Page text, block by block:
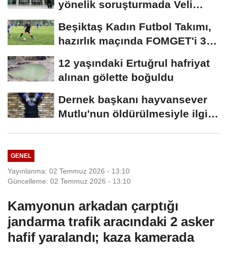
yönelik soruşturmada Veli
Beşiktaş Kadın Futbol Takımı,
hazırlık maçında FOMGET'i 3-
12 yaşındaki Ertuğrul hafriyat
alınan gölette boğuldu
Dernek başkanı hayvansever
Mutlu'nun öldürülmesiyle ilgili
GENEL
Yayınlanma: 02 Temmuz 2026 - 13:10
Güncelleme: 02 Temmuz 2026 - 13:10
Kamyonun arkadan çarptığı
jandarma trafik aracındaki 2 asker
hafif yaralandı; kaza kamerada